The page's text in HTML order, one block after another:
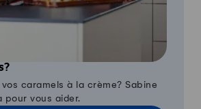
caramels à la crème? Sabine
pour vous aider.